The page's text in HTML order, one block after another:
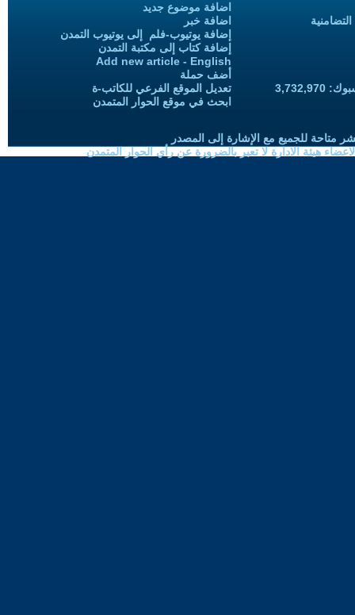
اضافة موضوع جديد
اضافة خبر
إضافة يوتيوب-فلم إلى يوتيوب التمدن
إضافة كتاب إلى مكتبة التمدن
Add new article - English
أضف حملة
تعديل الموقع الفرعي للكاتب-ة
ابحث في موقع الحوار المتمدن
متاحة للجميع مع الإشارة إلى المصدر
هيئة الادارة لا تعبر بالضرورة عن رأي الحوار المتمدن